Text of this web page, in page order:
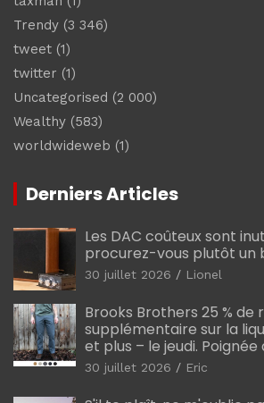
Trendy (3 346)
tweet (1)
twitter (1)
Uncategorised (2 000)
Wealthy (583)
worldwideweb (1)
Derniers Articles
Les DAC coûteux sont
procurez-vous plutôt un
30 juillet 2026 Lionel
Brooks Brothers 25 % de
supplémentaire sur la
et plus – le jeudi.
30 juillet 2026 Eric